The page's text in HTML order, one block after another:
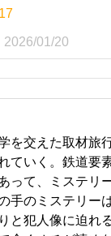
2026/01/20
を交えた取材旅
ていく。鉄道要
って、ミステリ
手のミステリー
と犯人像に迫れ